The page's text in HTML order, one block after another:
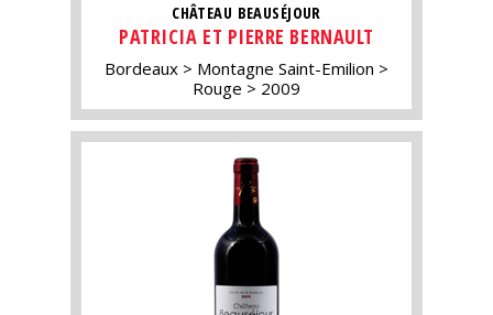
CHÂTEAU BEAUSÉJOUR
PATRICIA ET PIERRE BERNAULT
Bordeaux
Montagne Saint-Emilion
Rouge
2009